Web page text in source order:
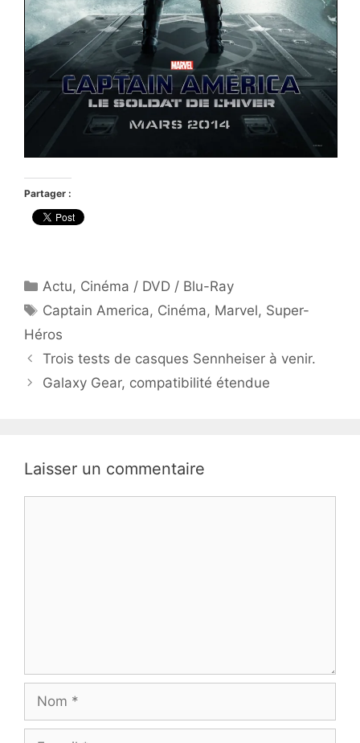
Partager :
Catégories
Actu, Cinéma / DVD / Blu-Ray
Étiquettes
Captain America, Cinéma, Marvel, Super-
Héros
Trois tests de casques Sennheiser à venir.
Galaxy Gear, compatibilité étendue
Laisser un commentaire
Nom